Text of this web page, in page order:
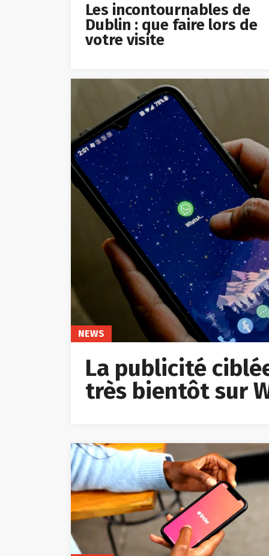
Les incontournables de
Dublin : que faire lors de
votre visite
NEWS
La publicité
très bientôt sur